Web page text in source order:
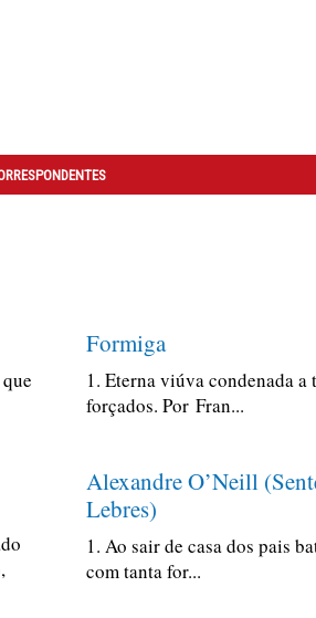
Formiga
1. Eterna viúva condenada a
forçados. Por Fran...
Alexandre O’Neill
Lebres)
1. Ao sair de casa dos pais
com tanta for...